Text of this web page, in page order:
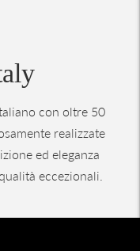
con oltre 50
realizzate
ed eleganza
eccezionali.